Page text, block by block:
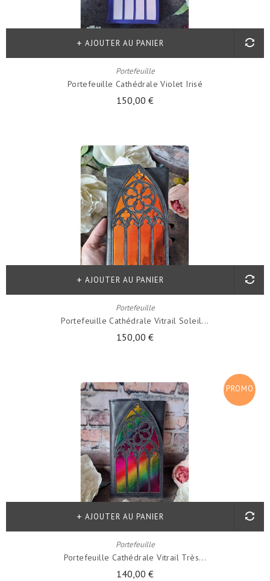
Portefeuille
Portefeuille Cathédrale Violet Irisé
150,00 €
AJOUTER AU PANIER
Portefeuille
Portefeuille Cathédrale Vitrail Soleil...
150,00 €
AJOUTER AU PANIER
PROMO
Portefeuille
Portefeuille Cathédrale Vitrail Très...
140,00 €
AJOUTER AU PANIER